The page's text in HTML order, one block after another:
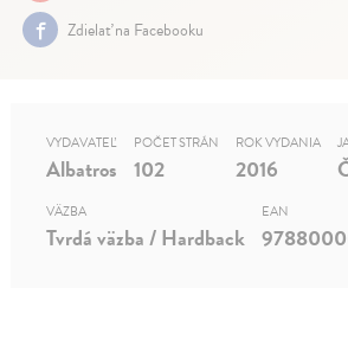
Zdielať na Facebooku
VYDAVATEĽ
Albatros
POČET STRÁN
102
ROK VYDANIA
2016
VÄZBA
Tvrdá väzba / Hardback
EAN